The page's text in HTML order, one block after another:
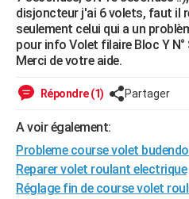
Art de vivre
Bien-être
Loisirs
Mode
Modes de vie
SANTE
Alimentation
Guide de la santé
Maladies
Médicaments
Sommeil
VOYAGE
Destinations
City break
Voyage nature
Voyage de noces
Forum
Climat
PHOTO
GUIDES D'ACHAT
BONS PLANS
CARTE DE VOEUX
disjoncteur j'ai 6 volets, faut il
seulement celui qui a un
pour info Volet filaire Bloc Y N°
Merci de votre aide.
Répondre (1) Partager
A voir également:
Probleme course volet
Reparer volet roulant electrique
Réglage fin de course volet